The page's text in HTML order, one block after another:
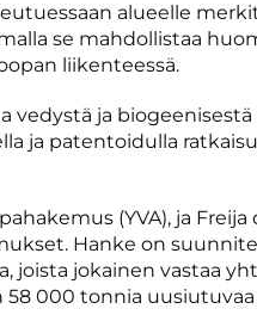
alueelle
se mahdollistaa
liikenteessä.
vedystä ja
ja patentoidulla
(YVA), ja
Hanke on
joista jokainen vastaa
000 tonnia uusiutuvaa